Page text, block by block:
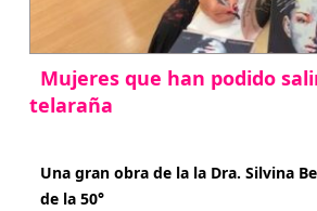
Mujeres que han podido
telaraña
Una gran obra de la la Dra. Silvina
de la 50°